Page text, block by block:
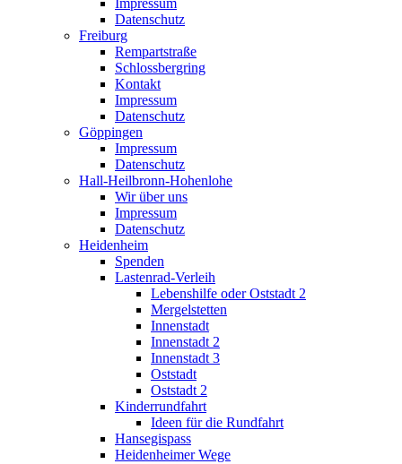
Impressum
Datenschutz
Freiburg
Rempartstraße
Schlossbergring
Kontakt
Impressum
Datenschutz
Göppingen
Impressum
Datenschutz
Hall-Heilbronn-Hohenlohe
Wir über uns
Impressum
Datenschutz
Heidenheim
Spenden
Lastenrad-Verleih
Lebenshilfe oder Oststadt 2
Mergelstetten
Innenstadt
Innenstadt 2
Innenstadt 3
Oststadt
Oststadt 2
Kinderrundfahrt
Ideen für die Rundfahrt
Hansegispass
Heidenheimer Wege